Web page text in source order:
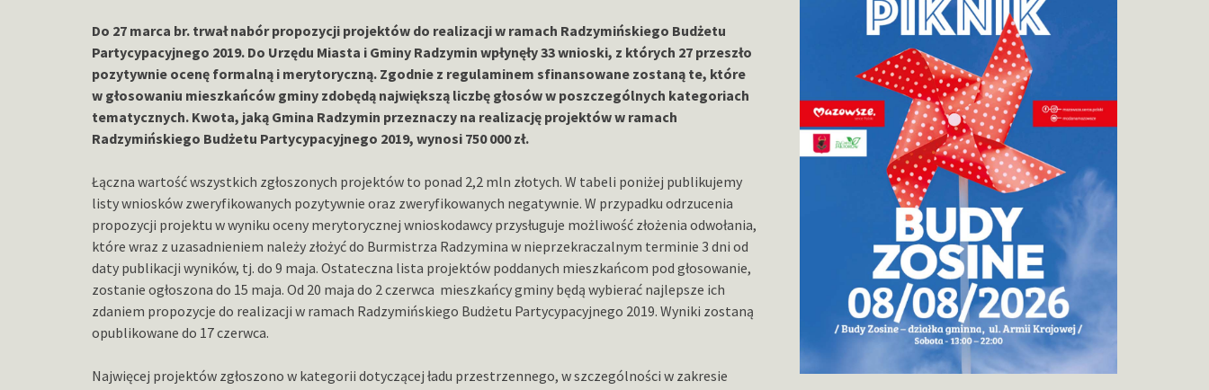
Do 27 marca br. trwał nabór propozycji projektów do realizacji w ramach Radzymińskiego Budżetu
Partycypacyjnego 2019. Do Urzędu Miasta i Gminy Radzymin wpłynęły 33 wnioski, z których 27 przeszło
pozytywnie ocenę formalną i merytoryczną. Zgodnie z regulaminem sfinansowane zostaną te, które
w głosowaniu mieszkańców gminy zdobędą największą liczbę głosów w poszczególnych kategoriach
tematycznych. Kwota, jaką Gmina Radzymin przeznaczy na realizację projektów w ramach
Radzymińskiego Budżetu Partycypacyjnego 2019, wynosi 750 000 zł.
Łączna wartość wszystkich zgłoszonych projektów to ponad 2,2 mln złotych. W tabeli poniżej publikujemy
listy wniosków zweryfikowanych pozytywnie oraz zweryfikowanych negatywnie. W przypadku odrzucenia
propozycji projektu w wyniku oceny merytorycznej wnioskodawcy przysługuje możliwość złożenia odwołania,
które wraz z uzasadnieniem należy złożyć do Burmistrza Radzymina w nieprzekraczalnym terminie 3 dni od
daty publikacji wyników, tj. do 9 maja. Ostateczna lista projektów poddanych mieszkańcom pod głosowanie,
zostanie ogłoszona do 15 maja. Od 20 maja do 2 czerwca mieszkańcy gminy będą wybierać najlepsze ich
zdaniem propozycje do realizacji w ramach Radzymińskiego Budżetu Partycypacyjnego 2019. Wyniki zostaną
opublikowane do 17 czerwca.
Najwięcej projektów zgłoszono w kategorii dotyczącej ładu przestrzennego, w szczególności w zakresie